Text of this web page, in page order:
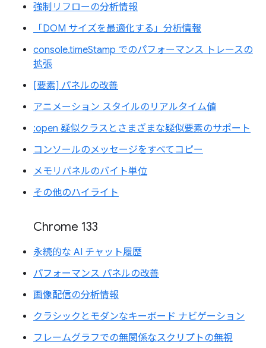
強制リフローの分析情報
「DOM サイズを最適化する」分析情報
console.timeStamp でのパフォーマンス トレースの
拡張
[要素] パネルの改善
アニメーション スタイルのリアルタイム値
:open 疑似クラスとさまざまな疑似要素のサポート
コンソールのメッセージをすべてコピー
メモリパネルのバイト単位
その他のハイライト
Chrome 133
永続的な AI チャット履歴
パフォーマンス パネルの改善
画像配信の分析情報
クラシックとモダンなキーボード ナビゲーション
フレームグラフでの無関係なスクリプトの無視